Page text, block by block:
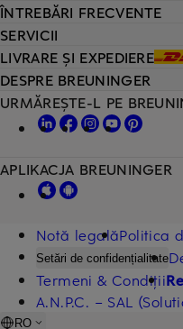
ÎNTREBĂRI FRECVENTE
SERVICII
LIVRARE ȘI EXPEDIERE
DESPRE BREUNINGER
URMĂREȘTE-L PE
APLIKACJA BREUNINGER
Notă legalăPolitica
Setări de confidențialitate
Termeni & Condiții
A.N.P.C. – SAL
RO